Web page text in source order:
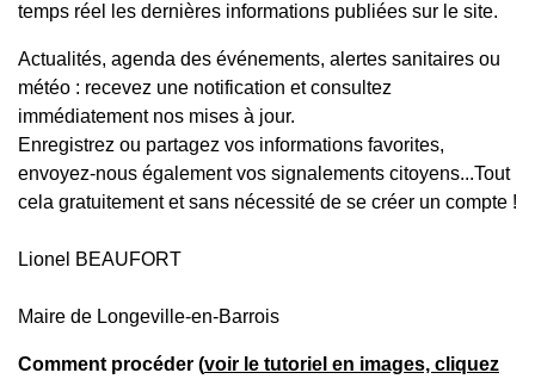
temps réel les dernières informations publiées sur le site.
Actualités, agenda des événements, alertes sanitaires ou
météo : recevez une notification et consultez
immédiatement nos mises à jour.
Enregistrez ou partagez vos informations favorites,
envoyez-nous également vos signalements citoyens...Tout
cela gratuitement et sans nécessité de se créer un compte !
Lionel BEAUFORT
Maire de Longeville-en-Barrois
Comment procéder (voir le tutoriel en images, cliquez